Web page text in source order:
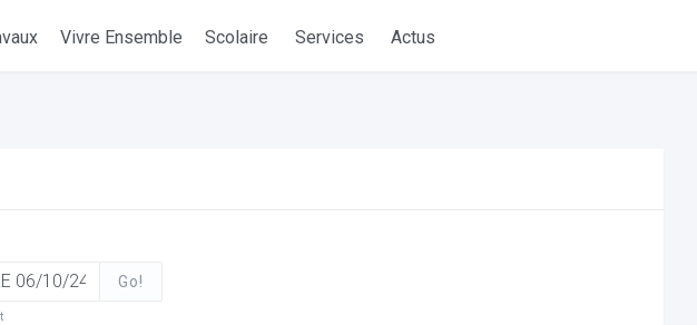
Vivre Ensemble Scolaire Services Actus
Go!